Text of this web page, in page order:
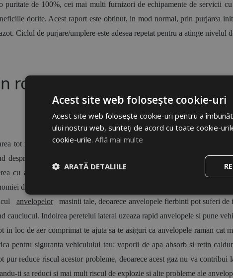
puritate de 100%, cei mai multi furnizori de echipamente de servicii
dorite. Acest raport este obtinut, in mod normal, prin purjarea
Ciclul de purjare/umplere este adesea repetat pentru a atinge nivelul
roti - Care sunt beneficiile
tot mai mare pe initiativele de imbunatatire a eficientei
despre umflarea anvelopelor cu azot. Poate parea ciudat ca
cu anvelope umplute cu azot poate ajuta la racirea
de combustibil.
anvelopelor
masinii tale, deoarece anvelopele fierbinti pot suferi de
cauciucul. Indoirea peretelui lateral uzeaza rapid anvelopele si pune
in loc de aer comprimat te ajuta sa te asiguri ca anvelopele raman
pentru siguranta vehiculului tau: vaporii de apa absorb si retin
pur reduce riscul acestor probleme, deoarece acest gaz nu va
ti sa reduci si mai mult riscul de explozie si alte probleme ale
Acest site web folosește cookie-uri
Acest site web folosește cookie-uri pentru a
ului nostru web, sunteți de acord cu toate cookie-
cookie-urile. Află mai multe
ARATĂ DETALIILE